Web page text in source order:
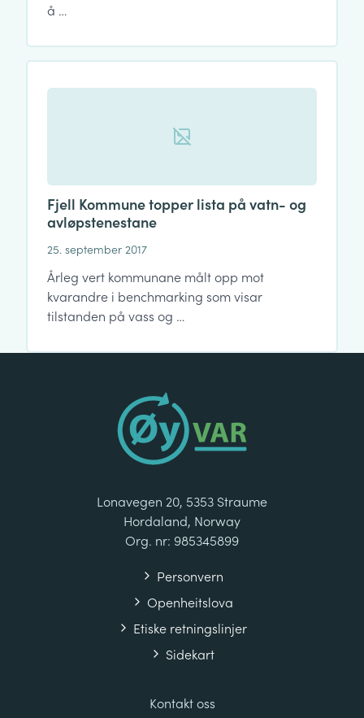
å …
Fjell Kommune topper lista på vatn- og
avløpstenestane
25. september 2017
Årleg vert kommunane målt opp mot
kvarandre i benchmarking som visar
tilstanden på vass og …
Lonavegen 20, 5353 Straume
Hordaland, Norway
Org. nr: 985345899
Personvern
Openheitslova
Etiske retningslinjer
Sidekart
Kontakt oss